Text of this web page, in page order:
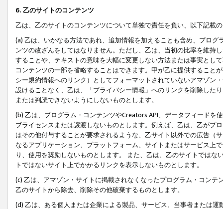
6. 乙のサイトのコンテンツ
乙は、乙のサイトのコンテンツについて単独で責任を負い、以下記載
(a) 乙は、いかなる方法であれ、追加情報を加えることも含め、プロ
ンツの改ざんをしてはなりません。ただし、乙は、当初の比率を維持
することや、テキストの意味を大幅に変更しない方法または事実とし
コンテンツの一部を省略することはできます。甲が乙に提供すること
シー規約情報へのリンク）としてフォーマットされていないアマゾン
設けることなく、乙は、「プライバシー情報」へのリンクを削除した
または判読できないようにしないものとします。
(b) 乙は、プログラム・コンテンツやCreators API、データフィード
ブライセンスまたは譲渡しないものとします。例えば、乙は、乙がプ
はその他付与することが要求されるような、乙サイト以外での広告（
なるアプリケーション、プラットフォーム、サイトまたはサービス上
り、使用を奨励しないものとします。 また、乙は、乙のサイトでは
トではないサイト上でかかるリンクを表示しないものとします。
(c) 乙は、アマゾン・サイトに掲載されなくなったプログラム・コン
乙のサイトから除去、削除その他破棄するものとします。
(d) 乙は、ある個人または企業による製品、サービス、当事者または